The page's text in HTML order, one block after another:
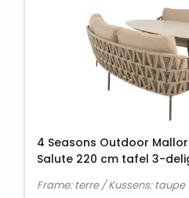
4 Seasons Outdoor
Salute 220 cm tafel 3-
Frame: terre / Kussens: taupe